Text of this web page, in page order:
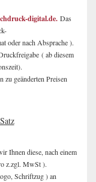
digital.de. Das
oder nach Absprache ).
( ab diesem
zu geänderten Preisen
Ihnen diese, nach einem
z.zgl. MwSt ).
Schriftzug ) an